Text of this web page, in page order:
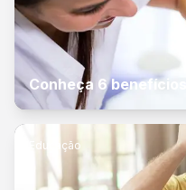
Conheça 6
Educação